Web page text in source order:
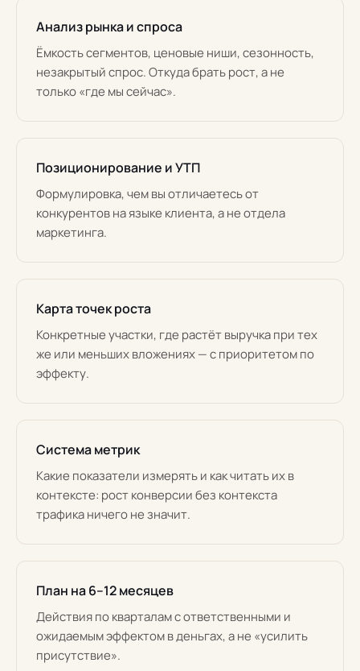
Анализ рынка и спроса
Ёмкость сегментов, ценовые ниши, сезонность,
незакрытый спрос. Откуда брать рост, а не
только «где мы сейчас».
Позиционирование и УТП
Формулировка, чем вы отличаетесь от
конкурентов на языке клиента, а не отдела
маркетинга.
Карта точек роста
Конкретные участки, где растёт выручка при тех
же или меньших вложениях — с приоритетом по
эффекту.
Система метрик
Какие показатели измерять и как читать их в
контексте: рост конверсии без контекста
трафика ничего не значит.
План на 6–12 месяцев
Действия по кварталам с ответственными и
ожидаемым эффектом в деньгах, а не «усилить
присутствие».